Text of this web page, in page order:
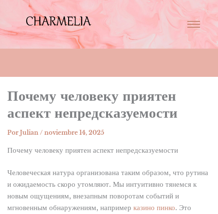
Почему человеку приятен
аспект непредсказуемости
Por Julian / noviembre 14, 2025
Почему человеку приятен аспект непредсказуемости
Человеческая натура организована таким образом, что рутина
и ожидаемость скоро утомляют. Мы интуитивно тянемся к
новым ощущениям, внезапным поворотам событий и
мгновенным обнаружениям, например казино пинко. Это